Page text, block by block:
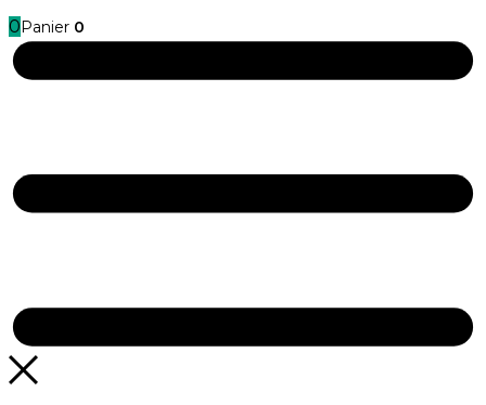
0 Panier 0